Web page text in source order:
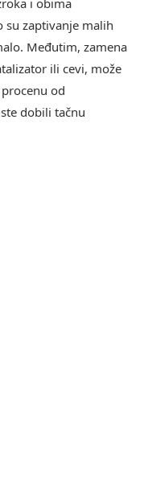
i obima
su zaptivanje malih
Međutim, zamena
ili cevi, može
od
dobili tačnu